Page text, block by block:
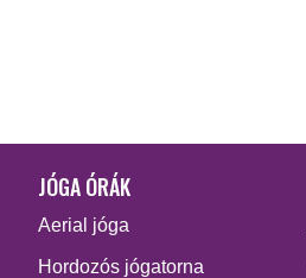
JÓGA ÓRÁK
Aerial jóga
Hordozós jógatorna